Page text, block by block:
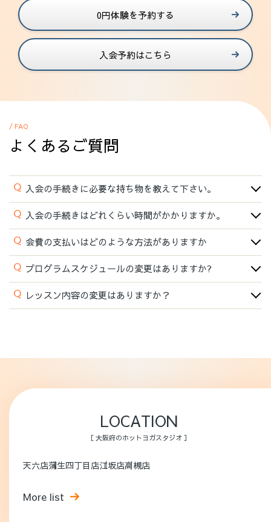
0円体験を予約する
入会予約はこちら
/ FAQ
よくあるご質問
Q 入会の手続きに必要な持ち物を教えて下さい。
Q 入会の手続きはどれくらい時間がかかりますか。
Q 会費の支払いはどのような方法がありますか
Q プログラムスケジュールの変更はありますか?
Q レッスン内容の変更はありますか？
LOCATION
［ 大阪府のホットヨガスタジオ ］
天六店蒲生四丁目店江坂店高槻店
More list